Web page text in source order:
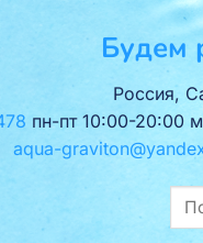
Будем
Россия,
пн-пт 10:00-20:00
aqua-